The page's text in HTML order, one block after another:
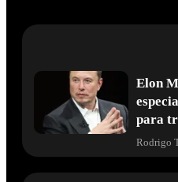
Elon
para
Rodrigo